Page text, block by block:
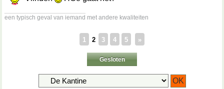
een typisch geval van iemand met andere kwaliteiten
1 2 3 4 5 »
Gesloten